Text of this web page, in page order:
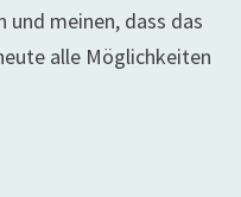
meinen, dass das
alle Möglichkeiten